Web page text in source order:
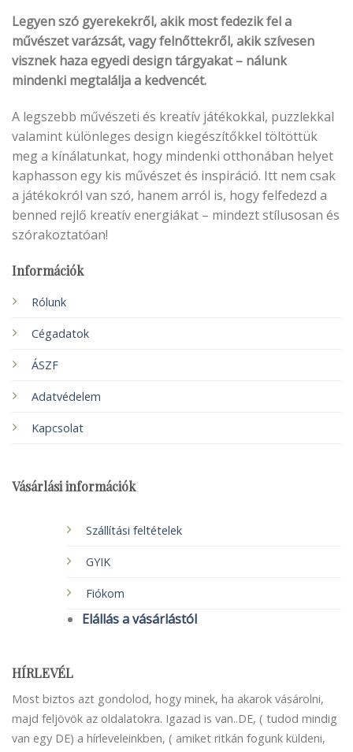
Legyen szó gyerekekről, akik most fedezik fel a
művészet varázsát, vagy felnőttekről, akik szívesen
visznek haza egyedi design tárgyakat – nálunk
mindenki megtalálja a kedvencét.
A legszebb művészeti és kreatív játékokkal, puzzlekkal
valamint különleges design kiegészítőkkel töltöttük
meg a kínálatunkat, hogy mindenki otthonában helyet
kaphasson egy kis művészet és inspiráció. Itt nem csak
a játékokról van szó, hanem arról is, hogy felfedezd a
benned rejlő kreatív energiákat – mindezt stílusosan és
szórakoztatóan!
Információk
Rólunk
Cégadatok
ÁSZF
Adatvédelem
Kapcsolat
Vásárlási információk
Szállítási feltételek
GYIK
Fiókom
Elállás a vásárlástól
HÍRLEVÉL
Most biztos azt gondolod, hogy minek, ha akarok vásárolni,
majd feljövök az oldalatokra. Igazad is van..DE, ( tudod mindig
van egy DE) a hírleveleinkben, ( amiket ritkán fogunk küldeni,